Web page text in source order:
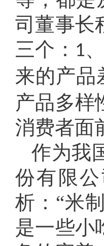
司董事长
三个： 1
来的产品
产品多样
消费者面
作为我
份有限
析：“米
是一些小